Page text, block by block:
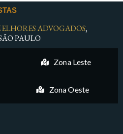
ADVOGADOS,
PAULO
Zona Leste
Zona Oeste